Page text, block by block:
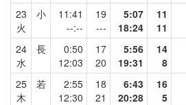
23
火
小
11:41
--:--
19
---
5:07
18:24
11
11
24
水
長
0:50
12:03
17
20
5:56
19:31
14
8
25
木
若
2:55
12:30
18
21
6:43
20:28
16
5